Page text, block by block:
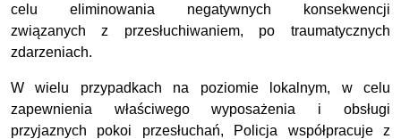
celu eliminowania negatywnych konsekwencji
związanych z przesłuchiwaniem, po traumatycznych
zdarzeniach.
W wielu przypadkach na poziomie lokalnym, w celu
zapewnienia właściwego wyposażenia i obsługi
przyjaznych pokoi przesłuchań, Policja współpracuje z